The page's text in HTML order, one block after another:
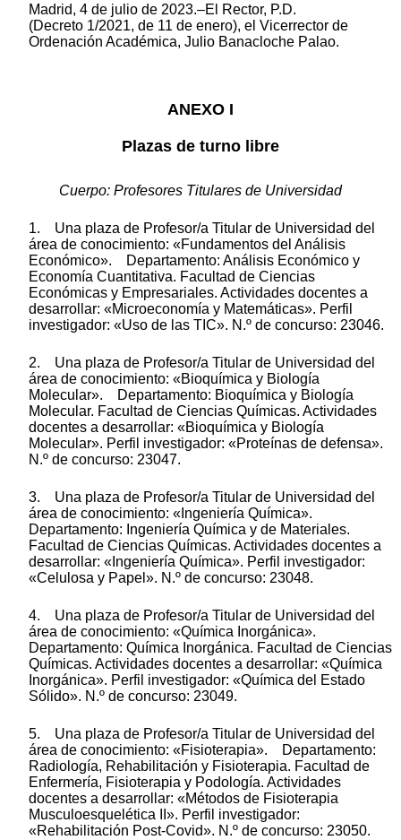
Madrid, 4 de julio de 2023.–El Rector, P.D.
(Decreto 1/2021, de 11 de enero), el Vicerrector de
Ordenación Académica, Julio Banacloche Palao.
ANEXO I
Plazas de turno libre
Cuerpo: Profesores Titulares de Universidad
1. Una plaza de Profesor/a Titular de Universidad del
área de conocimiento: «Fundamentos del Análisis
Económico». Departamento: Análisis Económico y
Economía Cuantitativa. Facultad de Ciencias
Económicas y Empresariales. Actividades docentes a
desarrollar: «Microeconomía y Matemáticas». Perfil
investigador: «Uso de las TIC». N.º de concurso: 23046.
2. Una plaza de Profesor/a Titular de Universidad del
área de conocimiento: «Bioquímica y Biología
Molecular». Departamento: Bioquímica y Biología
Molecular. Facultad de Ciencias Químicas. Actividades
docentes a desarrollar: «Bioquímica y Biología
Molecular». Perfil investigador: «Proteínas de defensa».
N.º de concurso: 23047.
3. Una plaza de Profesor/a Titular de Universidad del
área de conocimiento: «Ingeniería Química».
Departamento: Ingeniería Química y de Materiales.
Facultad de Ciencias Químicas. Actividades docentes a
desarrollar: «Ingeniería Química». Perfil investigador:
«Celulosa y Papel». N.º de concurso: 23048.
4. Una plaza de Profesor/a Titular de Universidad del
área de conocimiento: «Química Inorgánica».
Departamento: Química Inorgánica. Facultad de Ciencias
Químicas. Actividades docentes a desarrollar: «Química
Inorgánica». Perfil investigador: «Química del Estado
Sólido». N.º de concurso: 23049.
5. Una plaza de Profesor/a Titular de Universidad del
área de conocimiento: «Fisioterapia». Departamento:
Radiología, Rehabilitación y Fisioterapia. Facultad de
Enfermería, Fisioterapia y Podología. Actividades
docentes a desarrollar: «Métodos de Fisioterapia
Musculoesquelética II». Perfil investigador:
«Rehabilitación Post-Covid». N.º de concurso: 23050.